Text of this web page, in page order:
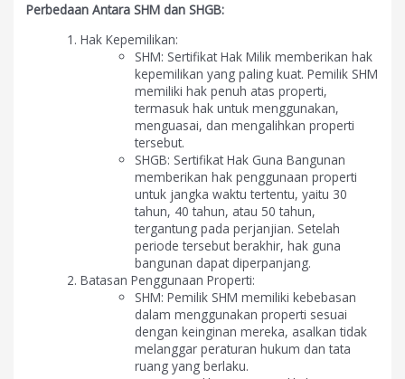
Perbedaan Antara SHM dan SHGB:
Hak Kepemilikan:
SHM: Sertifikat Hak Milik memberikan hak
kepemilikan yang paling kuat. Pemilik SHM
memiliki hak penuh atas properti,
termasuk hak untuk menggunakan,
menguasai, dan mengalihkan properti
tersebut.
SHGB: Sertifikat Hak Guna Bangunan
memberikan hak penggunaan properti
untuk jangka waktu tertentu, yaitu 30
tahun, 40 tahun, atau 50 tahun,
tergantung pada perjanjian. Setelah
periode tersebut berakhir, hak guna
bangunan dapat diperpanjang.
Batasan Penggunaan Properti:
SHM: Pemilik SHM memiliki kebebasan
dalam menggunakan properti sesuai
dengan keinginan mereka, asalkan tidak
melanggar peraturan hukum dan tata
ruang yang berlaku.